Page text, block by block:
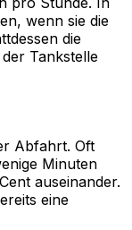
wenn sie die
die
Tankstelle
Abfahrt. Oft
Minuten
auseinander.
eine